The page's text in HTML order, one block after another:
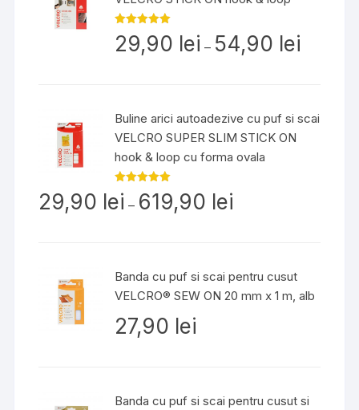
Evaluat la
5.00din 5
29,90 lei – 54,90 lei
până
Buline arici autoadezive cu puf si scai
VELCRO SUPER SLIM STICK ON
hook & loop cu forma ovala
Evaluat la
5.00
din 5
29,90 lei – 619,90 lei
până
la
Banda cu puf si scai pentru cusut
VELCRO® SEW ON 20 mm x 1 m, alb
27,90 lei
Banda cu puf si scai pentru cusut si